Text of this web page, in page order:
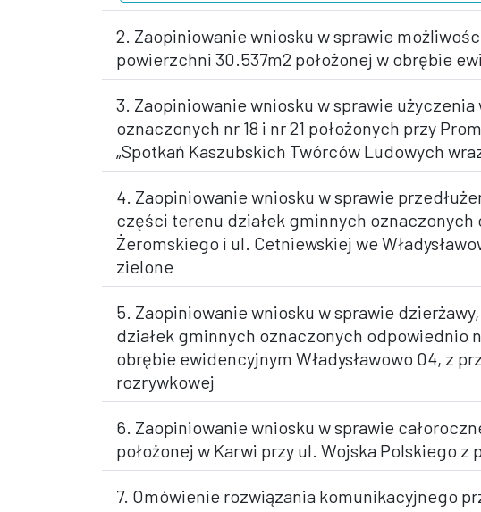
2. Zaopiniowanie wniosku w sprawie
powierzchni 30.537m2 położonej w obrębie
3. Zaopiniowanie wniosku w sprawie
oznaczonych nr 18 i nr 21 położonych przy
„Spotkań Kaszubskich Twórców Ludowych
4. Zaopiniowanie wniosku w sprawie
części terenu działek gminnych oznaczonych
Żeromskiego i ul. Cetniewskiej we
zielone
5. Zaopiniowanie wniosku w sprawie
działek gminnych oznaczonych odpowiednio
obrębie ewidencyjnym Władysławowo 04, z
rozrywkowej
6. Zaopiniowanie wniosku w sprawie
położonej w Karwi przy ul. Wojska Polskiego
7. Omówienie rozwiązania komunikacyjnego